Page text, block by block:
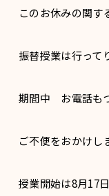
このお休みの関す
振替授業は行って
期間中 お電話も
ご不便をおかけし
授業開始は8月17